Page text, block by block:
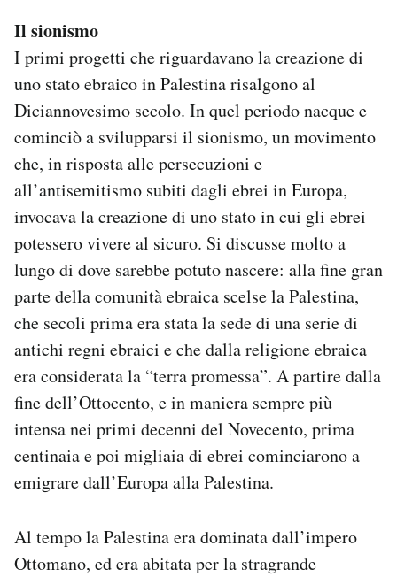
Il sionismo
I primi progetti che riguardavano la creazione di
uno stato ebraico in Palestina risalgono al
Diciannovesimo secolo. In quel periodo nacque e
cominciò a svilupparsi il sionismo, un movimento
che, in risposta alle persecuzioni e
all’antisemitismo subiti dagli ebrei in Europa,
invocava la creazione di uno stato in cui gli ebrei
potessero vivere al sicuro. Si discusse molto a
lungo di dove sarebbe potuto nascere: alla fine gran
parte della comunità ebraica scelse la Palestina,
che secoli prima era stata la sede di una serie di
antichi regni ebraici e che dalla religione ebraica
era considerata la “terra promessa”. A partire dalla
fine dell’Ottocento, e in maniera sempre più
intensa nei primi decenni del Novecento, prima
centinaia e poi migliaia di ebrei cominciarono a
emigrare dall’Europa alla Palestina.
Al tempo la Palestina era dominata dall’impero
Ottomano, ed era abitata per la stragrande